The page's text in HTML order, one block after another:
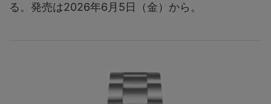
る。発売は2026年6月5日（金）から。